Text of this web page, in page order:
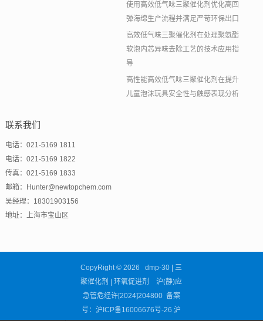
使用高效低气味三聚催化剂优化高回
弹海绵生产流程并满足严苛环保出口
高效低气味三聚催化剂在处理聚氨酯
软泡内芯异味去除工艺的技术应用指
导
高性能高效低气味三聚催化剂在提升
儿童泡沫玩具安全性与触感表现分析
联系我们
电话：021-5169 1811
电话：021-5169 1822
传真：021-5169 1833
邮箱：Hunter@newtopchem.com
吴经理：18301903156
地址：上海市宝山区
CopyRight © 2026 dmp-30 | 三
聚催化剂 | 环氧促进剂 沪(静)应
急管危经许[2024]204800 备案
号：沪ICP备16006676号-26 沪